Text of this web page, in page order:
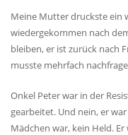
Meine Mutter druckste ein
wiedergekommen nach
bleiben, er ist zurück nach
musste mehrfach
Onkel Peter war in der
gearbeitet. Und nein, er
Mädchen war, kein Held.